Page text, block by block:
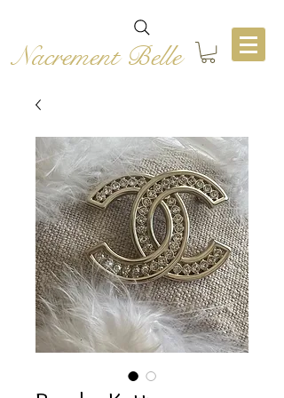
Nacrement Belle